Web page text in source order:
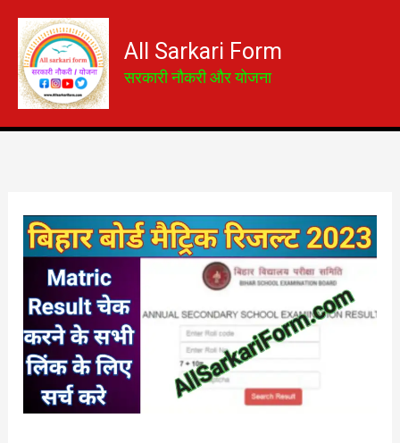
content
All Sarkari Form
सरकारी नौकरी और योजना